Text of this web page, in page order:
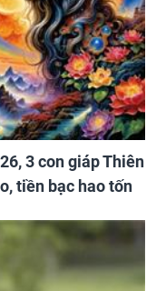
3 con giáp Thiên
tiền bạc hao tốn